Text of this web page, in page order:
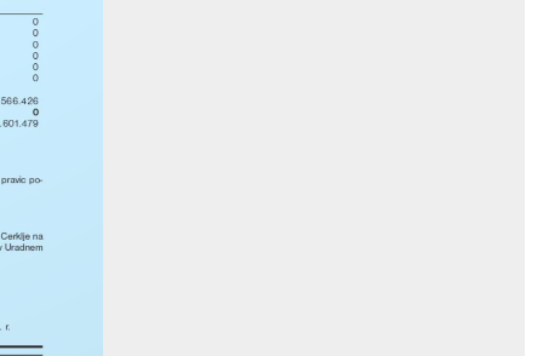
0
0
0
0
0
0
0
po-
na
Uradnem
r.